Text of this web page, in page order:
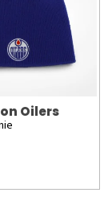
Oilers